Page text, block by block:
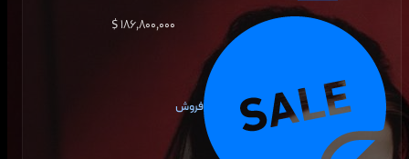
فروش
۱۸۶٬۸۰۰٬۰۰۰ $